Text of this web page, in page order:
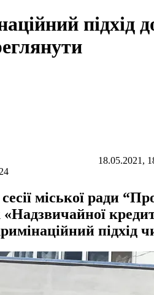
підхід
18.05.2021,
міської ради
підхід